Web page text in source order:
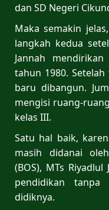
dan SD Negeri
Maka semakin
langkah kedua
Jannah
tahun 1980.
baru dibangun.
mengisi ruang-
kelas III.
Satu hal baik,
masih didanai
(BOS), MTs
pendidikan
didiknya.